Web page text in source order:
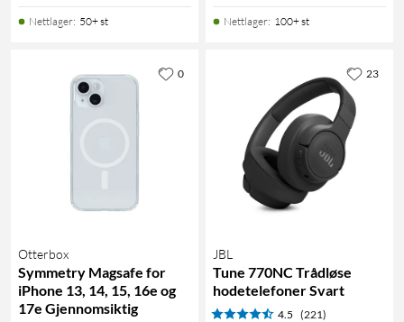
Nettlager: 50+ st Nettlager: 100+ st
Otterbox
Symmetry Magsafe for
iPhone 13, 14, 15, 16e og
17e Gjennomsiktig
0
JBL
Tune 770NC Trådløse
hodetelefoner Svart
4.5 (221)
23